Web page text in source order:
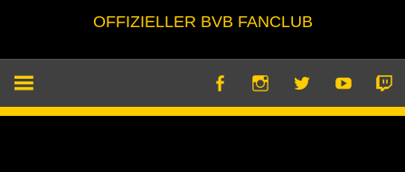
OFFIZIELLER BVB FANCLUB